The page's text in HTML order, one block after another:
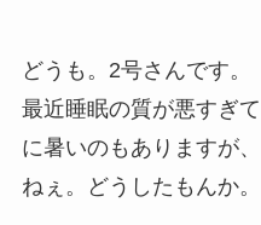
どうも。2号さんです。
最近睡眠の質が悪すぎ
に暑いのもありますが
ねぇ。どうしたもんか。